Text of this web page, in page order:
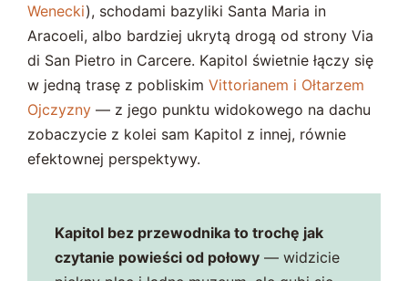
Wenecki), schodami bazyliki Santa Maria in
Aracoeli, albo bardziej ukrytą drogą od strony Via
di San Pietro in Carcere. Kapitol świetnie łączy się
w jedną trasę z pobliskim Vittorianem i Ołtarzem
Ojczyzny — z jego punktu widokowego na dachu
zobaczycie z kolei sam Kapitol z innej, równie
efektownej perspektywy.
Kapitol bez przewodnika to trochę jak
czytanie powieści od połowy — widzicie